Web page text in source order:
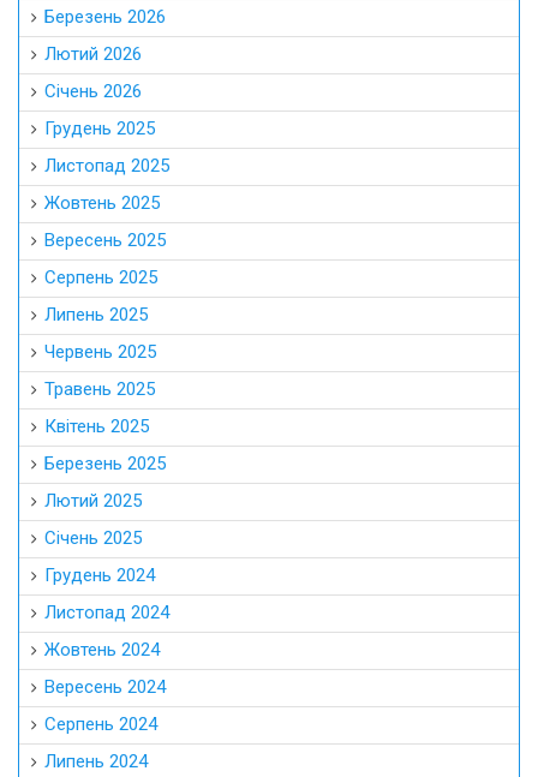
Березень 2026
Лютий 2026
Січень 2026
Грудень 2025
Листопад 2025
Жовтень 2025
Вересень 2025
Серпень 2025
Липень 2025
Червень 2025
Травень 2025
Квітень 2025
Березень 2025
Лютий 2025
Січень 2025
Грудень 2024
Листопад 2024
Жовтень 2024
Вересень 2024
Серпень 2024
Липень 2024